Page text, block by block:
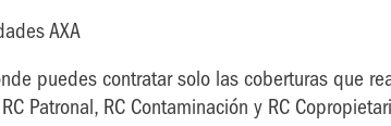
AXA
puedes contratar solo las coberturas que
Patronal, RC Contaminación y RC